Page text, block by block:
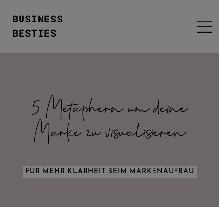
BUSINESS
BESTIES
5 Metaphern um deine
Marke zu visualisieren
FÜR MEHR KLARHEIT BEIM MARKENAUFBAU